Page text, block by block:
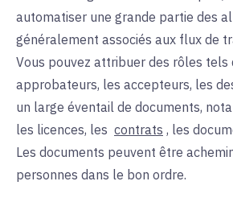
automatiser une grande partie des
généralement associés aux flux de
Vous pouvez attribuer des rôles tels
approbateurs, les accepteurs, les
un large éventail de documents,
les licences, les contrats , les
Les documents peuvent être
personnes dans le bon ordre.